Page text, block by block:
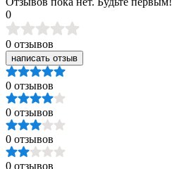
0
0 отзывов
написать отзыв
0 отзывов
0 отзывов
0 отзывов
0 отзывов